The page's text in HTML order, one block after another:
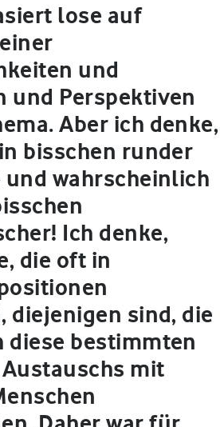
lose auf
und
und Perspektiven
Aber ich denke,
bisschen runder
und wahrscheinlich
Ich denke,
die oft in
diejenigen sind, die
diese bestimmten
mit